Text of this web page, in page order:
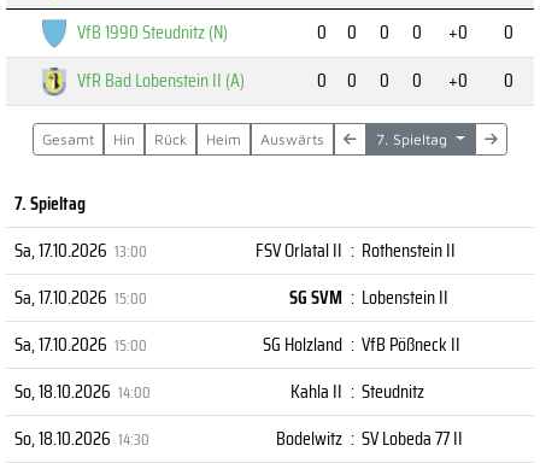
VfB 1990 Steudnitz (N)
0 0 0 0 +0
0
VfR Bad Lobenstein II (A)
0 0 0 0 +0 0
Gesamt Hin Rück Heim Auswärts 7. Spieltag
7. Spieltag
Sa, 17.10.2026 13:00 FSV Orlatal II : Rothenstein II
Sa, 17.10.2026 15:00 SG SVM : Lobenstein II
Sa, 17.10.2026 15:00 SG Holzland : VfB Pößneck II
So, 18.10.2026 14:00 Kahla II : Steudnitz
So, 18.10.2026 14:30 Bodelwitz : SV Lobeda 77 II